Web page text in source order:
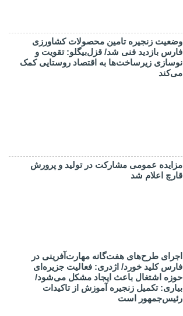
وضعیت زنجیره تامین محصولات کشاورزی
فارس بازدید فنی شد/ قزل‌بیگلو: تقویت و
نوسازی زیرساخت‌ها به اقتصاد روستایی کمک
می‌کند
مزایده عمومی مشارکت در تولید و پرورش
قارچ اعلام شد
اجرای طرح‌های هفت‌گانه مهارت‌آفرینی در
فارس کلید خورد/ اژدری: فعالیت جزیره‌‌ای
حوزه اشتغال باعث ایجاد مشکل می‌شود/
بیاری: تکمیل زنجیره آموزش از تاکیدات
رئیس‌جمهور است